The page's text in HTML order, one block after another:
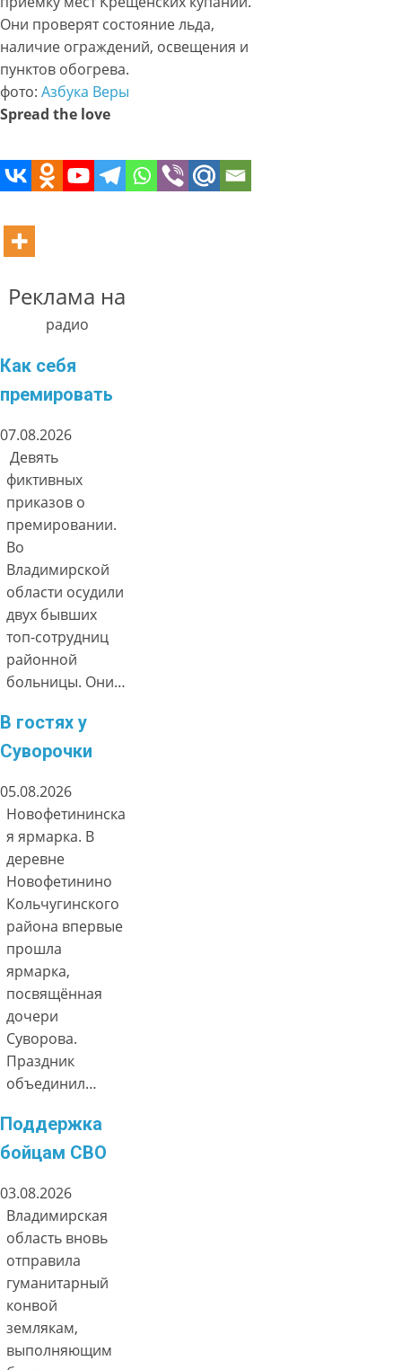
Они проверят состояние льда,
наличие ограждений, освещения и
пунктов обогрева.
фото: Азбука Веры
Spread the love
Реклама на
радио
Как себя
премировать
07.08.2026
Девять
фиктивных
приказов о
премировании.
Во
Владимирской
области осудили
двух бывших
топ-сотрудниц
районной
больницы. Они…
В гостях у
Суворочки
05.08.2026
Новофетининска
я ярмарка. В
деревне
Новофетинино
Кольчугинского
района впервые
прошла
ярмарка,
посвящённая
дочери
Суворова.
Праздник
объединил…
Поддержка
бойцам СВО
03.08.2026
Владимирская
область вновь
отправила
гуманитарный
конвой
землякам,
выполняющим